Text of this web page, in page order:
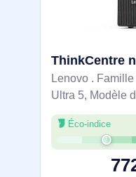
Lenovo .
Ultra 5, Modèle
Mémoire
interne: DDR5-
mémoire: 5600
Éco-indice